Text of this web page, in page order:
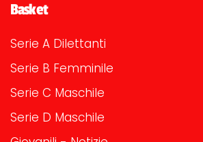
Basket
Serie A Dilettanti
Serie B Femminile
Serie C Maschile
Serie D Maschile